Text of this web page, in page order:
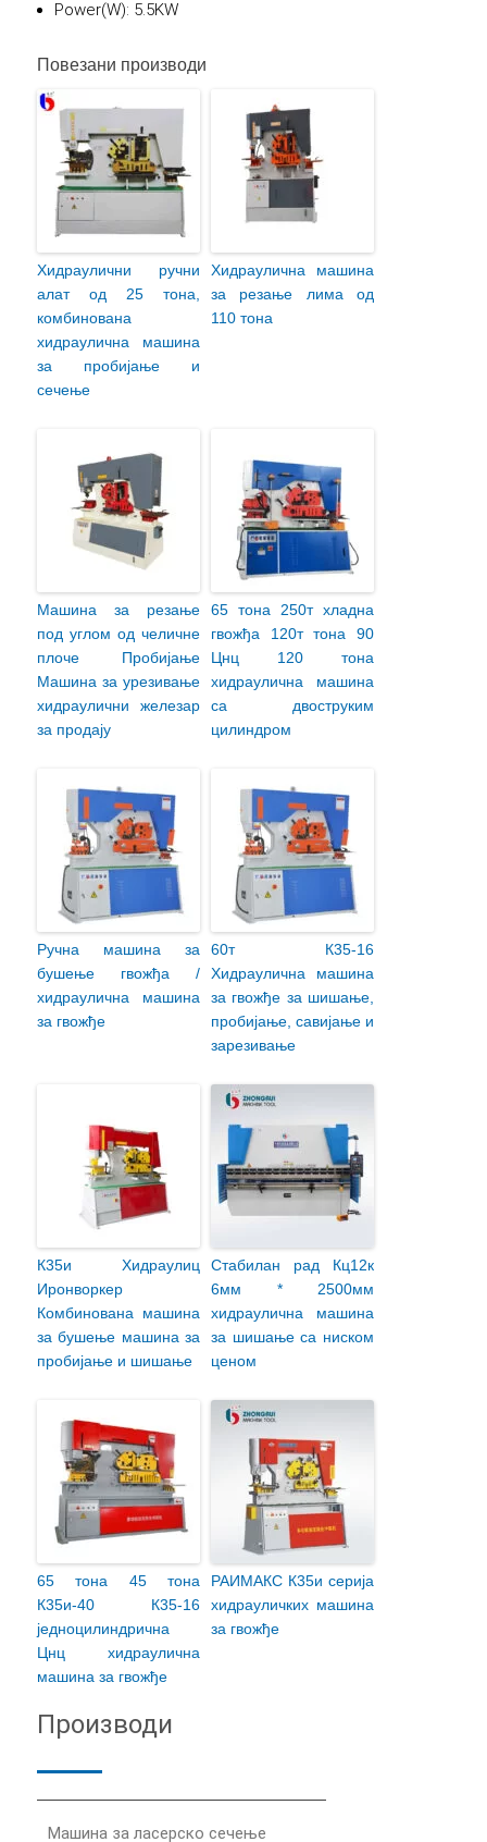
Power(W): 5.5KW
Повезани производи
Хидраулични ручни
алат од 25 тона,
комбинована
хидраулична машина
за пробијање и
сечење
Хидраулична машина
за резање лима од
110 тона
Машина за резање
под углом од челичне
плоче Пробијање
Машина за урезивање
хидраулични железар
за продају
65 тона 250т хладна
гвожђа 120т тона 90
Цнц 120 тона
хидраулична машина
са двоструким
цилиндром
Ручна машина за
бушење гвожђа /
хидраулична машина
за гвожђе
60т К35-16
Хидраулична машина
за гвожђе за шишање,
пробијање, савијање и
зарезивање
К35и Хидраулиц
Иронворкер
Комбинована машина
за бушење машина за
пробијање и шишање
Стабилан рад Кц12к
6мм * 2500мм
хидраулична машина
за шишање са ниском
ценом
65 тона 45 тона
К35и-40 К35-16
једноцилиндрична
Цнц хидраулична
машина за гвожђе
РАИМАКС К35и серија
хидрауличких машина
за гвожђе
Производи
Машина за ласерско сечење